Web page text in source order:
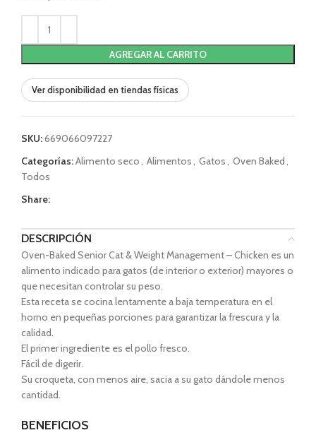
AGREGAR AL CARRITO
Ver disponibilidad en tiendas físicas
SKU:669066097227
Categorías:Alimento seco, Alimentos, Gatos, Oven Baked,
Todos
Share:
DESCRIPCIÓN
Oven-Baked Senior Cat & Weight Management – Chicken es un
alimento indicado para gatos (de interior o exterior) mayores o
que necesitan controlar su peso.
Esta receta se cocina lentamente a baja temperatura en el
horno en pequeñas porciones para garantizar la frescura y la
calidad.
El primer ingrediente es el pollo fresco.
Fácil de digerir.
Su croqueta, con menos aire, sacia a su gato dándole menos
cantidad.
BENEFICIOS